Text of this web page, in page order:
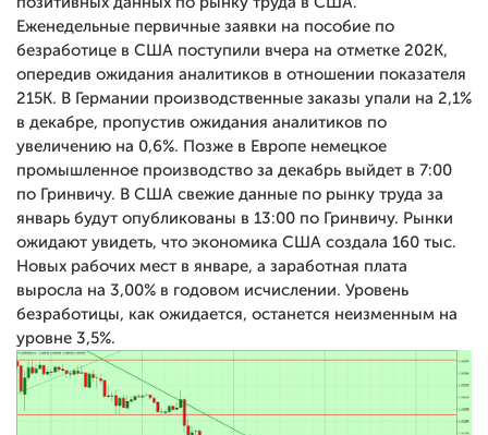
Еженедельные первичные заявки на пособие по
безработице в США поступили вчера на отметке 202K,
опередив ожидания аналитиков в отношении показателя
215K. В Германии производственные заказы упали на 2,1%
в декабре, пропустив ожидания аналитиков по
увеличению на 0,6%. Позже в Европе немецкое
промышленное производство за декабрь выйдет в 7:00
по Гринвичу. В США свежие данные по рынку труда за
январь будут опубликованы в 13:00 по Гринвичу. Рынки
ожидают увидеть, что экономика США создала 160 тыс.
Новых рабочих мест в январе, а заработная плата
выросла на 3,00% в годовом исчислении. Уровень
безработицы, как ожидается, останется неизменным на
уровне 3,5%.